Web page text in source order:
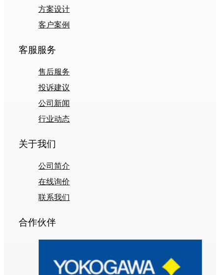
方案设计
客户案例
客服服务
售后服务
投诉建议
公司新闻
行业动态
关于我们
公司简介
在线询价
联系我们
合作伙伴